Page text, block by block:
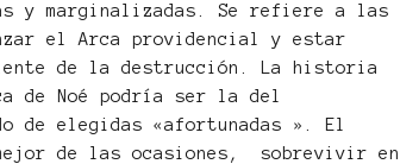
y marginalizadas. Se refiere a las
el Arca providencial y estar
de la destrucción. La historia
de Noé podría ser la del
de elegidas «afortunadas ». El
de las ocasiones, sobrevivir en